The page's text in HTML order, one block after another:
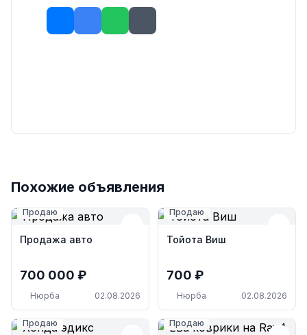
Похожие объявления
Продаю
Продажа авто
700 000 ₽
Нюрба 02.08.2026
Продаю
Тойота Виш
700 ₽
Нюрба 02.08.2026
Продаю Продаю